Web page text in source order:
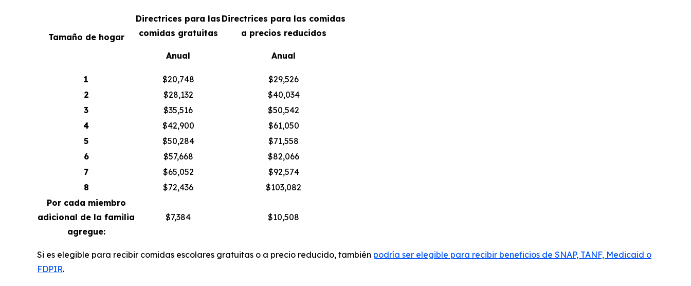
Tamaño de hogar
Directrices para las
comidas gratuitas
Anual
Directrices para las comidas
a precios reducidos
Anual
1 $20,748
$29,526
2
$28,132
$40,034
3
$35,516
$50,542
4
$42,900
$61,050
5
$50,284
$71,558
6
$57,668
$82,066
7
$65,052
$92,574
8
$72,436
$103,082
Por cada miembro
adicional de la familia
agregue:
$7,384 $10,508
Si es elegible para recibir comidas escolares gratuitas o a precio reducido, también podría ser elegible para recibir beneficios de SNAP, TANF, Medicaid o
FDPIR.